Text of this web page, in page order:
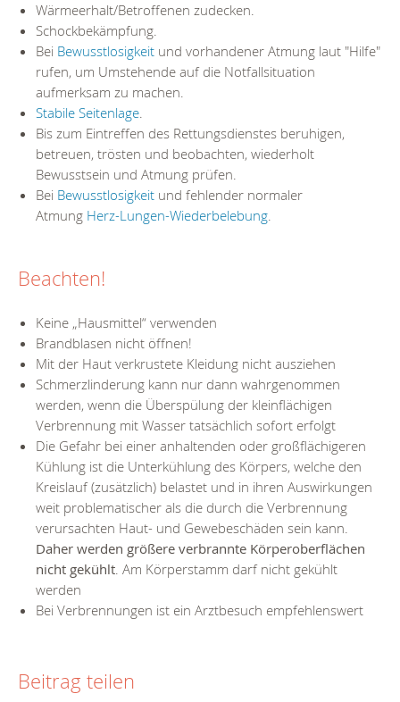
Wärmeerhalt/Betroffenen zudecken.
Schockbekämpfung.
Bei Bewusstlosigkeit und vorhandener Atmung laut "Hilfe"
rufen, um Umstehende auf die Notfallsituation
aufmerksam zu machen.
Stabile Seitenlage.
Bis zum Eintreffen des Rettungsdienstes beruhigen,
betreuen, trösten und beobachten, wiederholt
Bewusstsein und Atmung prüfen.
Bei Bewusstlosigkeit und fehlender normaler
Atmung Herz-Lungen-Wiederbelebung.
Beachten!
Keine „Hausmittel“ verwenden
Brandblasen nicht öffnen!
Mit der Haut verkrustete Kleidung nicht ausziehen
Schmerzlinderung kann nur dann wahrgenommen
werden, wenn die Überspülung der kleinflächigen
Verbrennung mit Wasser tatsächlich sofort erfolgt
Die Gefahr bei einer anhaltenden oder großflächigeren
Kühlung ist die Unterkühlung des Körpers, welche den
Kreislauf (zusätzlich) belastet und in ihren Auswirkungen
weit problematischer als die durch die Verbrennung
verursachten Haut- und Gewebeschäden sein kann.
Daher werden größere verbrannte Körperoberflächen
nicht gekühlt. Am Körperstamm darf nicht gekühlt
werden
Bei Verbrennungen ist ein Arztbesuch empfehlenswert
Beitrag teilen